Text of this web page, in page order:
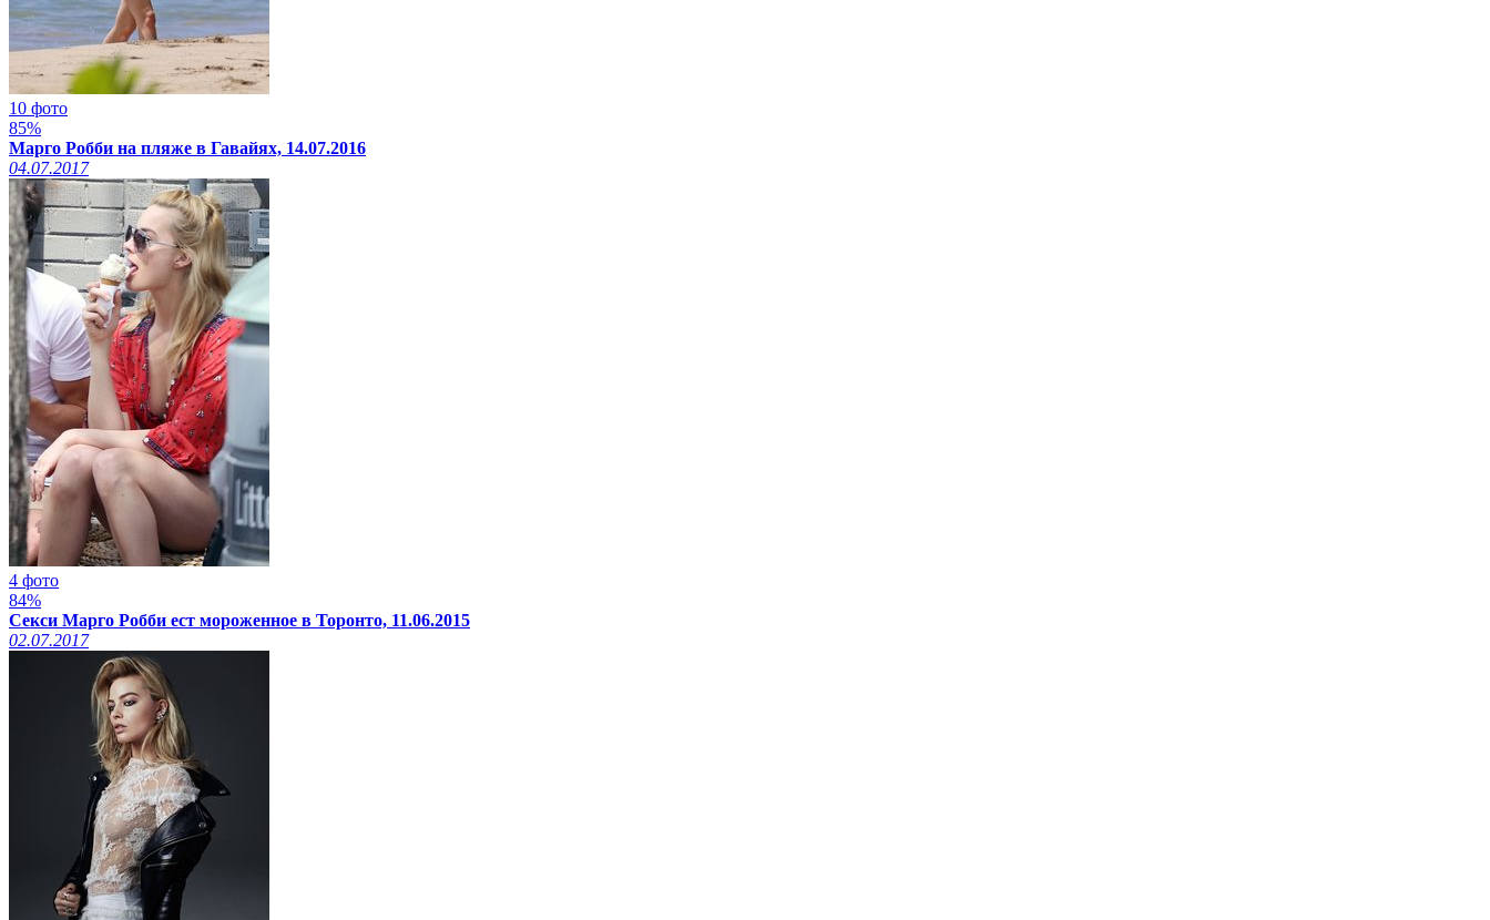
10 фото
85%
Марго Робби на пляже в Гавайях, 14.07.2016
04.07.2017
4 фото
84%
Секси Марго Робби ест мороженное в Торонто, 11.06.2015
02.07.2017